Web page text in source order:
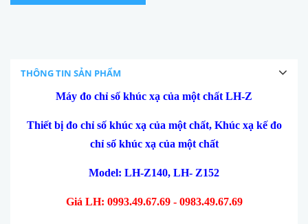
THÔNG TIN SẢN PHẨM
Máy đo chỉ số khúc xạ của một chất LH-Z
Thiết bị đo chỉ số khúc xạ của một chất, Khúc xạ kế đo
chỉ số khúc xạ của một chất
Model: LH-Z140, LH- Z152
Giá LH: 0993.49.67.69 - 0983.49.67.69